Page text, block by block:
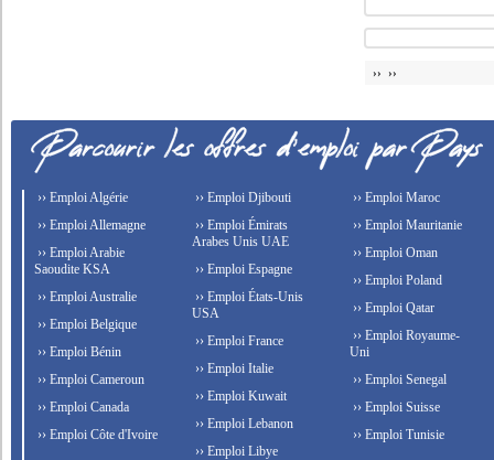
›› ››
›› Emploi Algérie
›› Emploi Allemagne
›› Emploi Arabie
Saoudite KSA
›› Emploi Australie
›› Emploi Belgique
›› Emploi Bénin
›› Emploi Cameroun
›› Emploi Canada
›› Emploi Côte d'Ivoire
›› Emploi Djibouti
›› Emploi Émirats
Arabes Unis UAE
›› Emploi Espagne
›› Emploi États-Unis
USA
›› Emploi France
›› Emploi Italie
›› Emploi Kuwait
›› Emploi Lebanon
›› Emploi Libye
›› Emploi Maroc
›› Emploi Mauritanie
›› Emploi Oman
›› Emploi Poland
›› Emploi Qatar
›› Emploi Royaume-
Uni
›› Emploi Senegal
›› Emploi Suisse
›› Emploi Tunisie